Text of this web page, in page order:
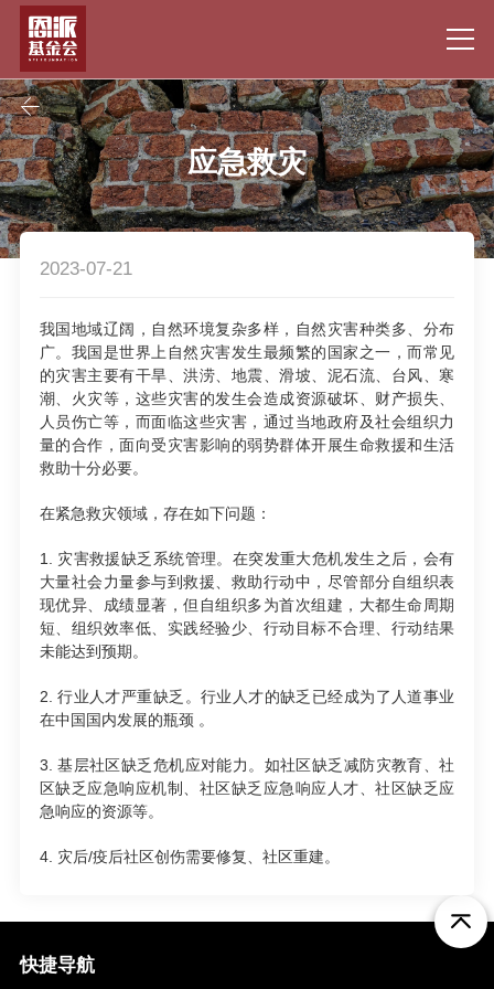
应急救灾
2023-07-21
我国地域辽阔，自然环境复杂多样，自然灾害种类多、分布
广。我国是世界上自然灾害发生最频繁的国家之一，而常见
的灾害主要有干旱、洪涝、地震、滑坡、泥石流、台风、寒
潮、火灾等，这些灾害的发生会造成资源破坏、财产损失、
人员伤亡等，而面临这些灾害，通过当地政府及社会组织力
量的合作，面向受灾害影响的弱势群体开展生命救援和生活
救助十分必要。
在紧急救灾领域，存在如下问题：
1. 灾害救援缺乏系统管理。在突发重大危机发生之后，会有
大量社会力量参与到救援、救助行动中，尽管部分自组织表
现优异、成绩显著，但自组织多为首次组建，大都生命周期
短、组织效率低、实践经验少、行动目标不合理、行动结果
未能达到预期。
2. 行业人才严重缺乏。行业人才的缺乏已经成为了人道事业
在中国国内发展的瓶颈 。
3. 基层社区缺乏危机应对能力。如社区缺乏减防灾教育、社
区缺乏应急响应机制、社区缺乏应急响应人才、社区缺乏应
急响应的资源等。
4. 灾后/疫后社区创伤需要修复、社区重建。
快捷导航